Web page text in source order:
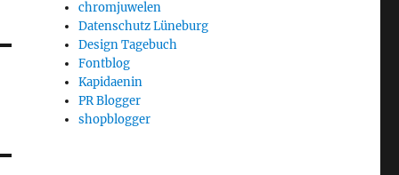
chromjuwelen
Datenschutz Lüneburg
Design Tagebuch
Fontblog
Kapidaenin
PR Blogger
shopblogger